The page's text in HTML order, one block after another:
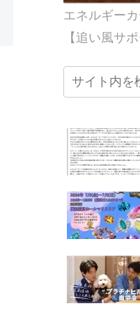
エネルギー
【追い風サ